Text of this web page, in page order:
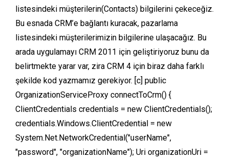
listesindeki müşterilerin(Contacts) bilgilerini çekeceğiz.
Bu esnada CRM’e bağlantı kuracak, pazarlama
listesindeki müşterilerimizin bilgilerine ulaşacağız. Bu
arada uygulamayı CRM 2011 için geliştiriyoruz bunu da
belirtmekte yarar var, zira CRM 4 için biraz daha farklı
şekilde kod yazmamız gerekiyor. [c] public
OrganizationServiceProxy connectToCrm() {
ClientCredentials credentials = new ClientCredentials();
credentials.Windows.ClientCredential = new
System.Net.NetworkCredential("userName",
"password", "organizationName"); Uri organizationUri =